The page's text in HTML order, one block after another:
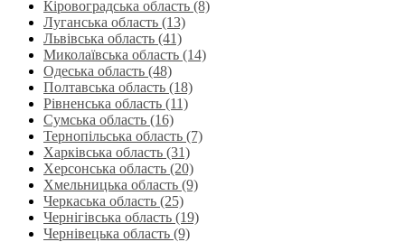
Кіровоградська область (8)
Луганська область‎ (13)
Львівська область‎ (41)
Миколаївська область‎ (14)
Одеська область‎ (48)
Полтавська область (18)
Рівненська область‎ (11)
Сумська область‎ (16)
Тернопільська область‎ (7)
Харківська область‎ (31)
Херсонська область‎ (20)
Хмельницька область‎ (9)
Черкаська область‎ (25)
Чернігівська область (19)
Чернівецька область (9)